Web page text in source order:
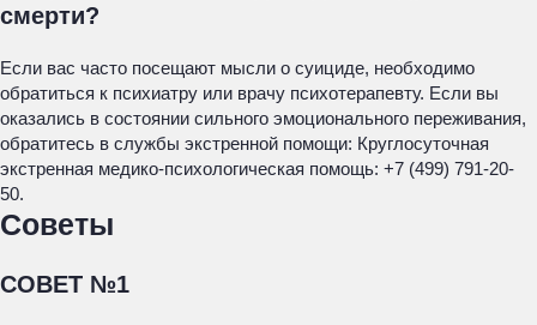
смерти?
Если вас часто посещают мысли о суициде, необходимо
обратиться к психиатру или врачу психотерапевту. Если вы
оказались в состоянии сильного эмоционального переживания,
обратитесь в службы экстренной помощи: Круглосуточная
экстренная медико-психологическая помощь: +7 (499) 791-20-
50.
Советы
СОВЕТ №1